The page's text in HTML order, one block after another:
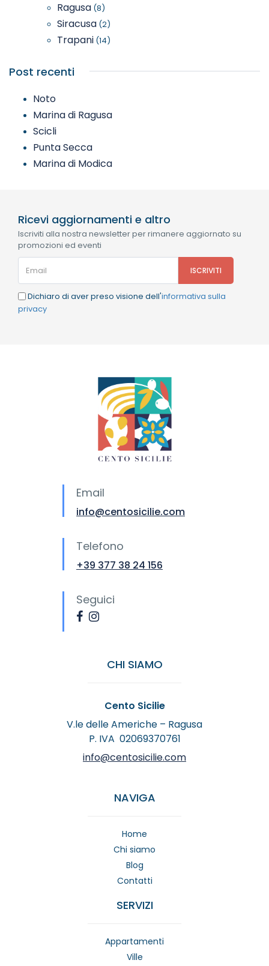
Ragusa (8)
Siracusa (2)
Trapani (14)
Post recenti
Noto
Marina di Ragusa
Scicli
Punta Secca
Marina di Modica
Ricevi aggiornamenti e altro
Iscriviti alla nostra newsletter per rimanere aggiornato su
promozioni ed eventi
Dichiaro di aver preso visione dell'informativa sulla
privacy
Email
info@centosicilie.com
Telefono
+39 377 38 24 156
Seguici
CHI SIAMO
Cento Sicilie
V.le delle Americhe – Ragusa
P. IVA 02069370761
info@centosicilie.com
NAVIGA
Home
Chi siamo
Blog
Contatti
SERVIZI
Appartamenti
Ville